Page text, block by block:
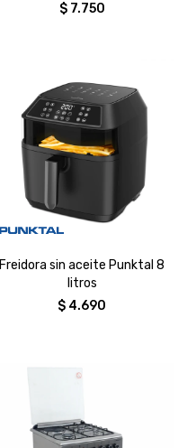
$ 7.750
Freidora sin aceite Punktal 8
litros
$ 4.690